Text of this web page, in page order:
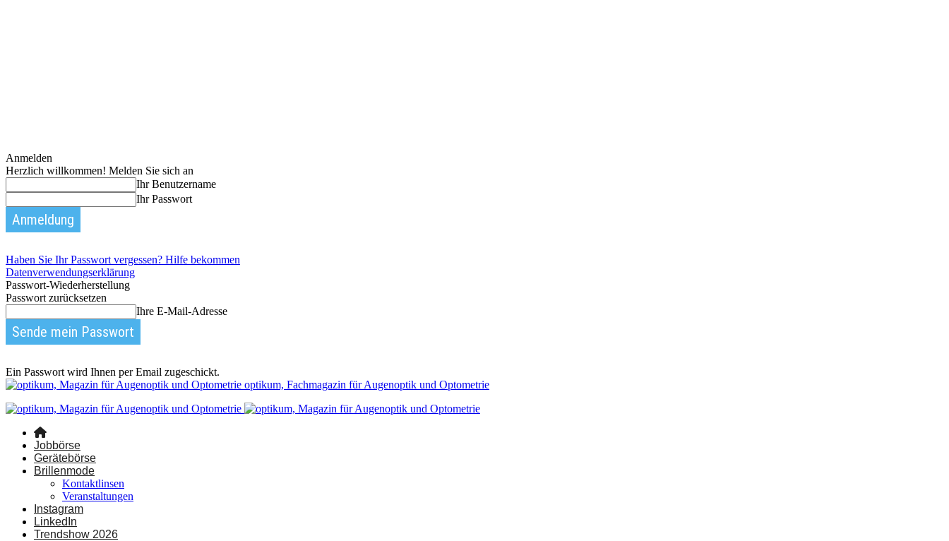
Anmelden
Herzlich willkommen! Melden Sie sich an
Ihr Benutzername
Ihr Passwort
Haben Sie Ihr Passwort vergessen? Hilfe bekommen
Datenverwendungserklärung
Passwort-Wiederherstellung
Passwort zurücksetzen
Ihre E-Mail-Adresse
Ein Passwort wird Ihnen per Email zugeschickt.
optikum, Fachmagazin für Augenoptik und Optometrie
Jobbörse
Gerätebörse
Brillenmode
Kontaktlinsen
Veranstaltungen
Instagram
LinkedIn
Trendshow 2026